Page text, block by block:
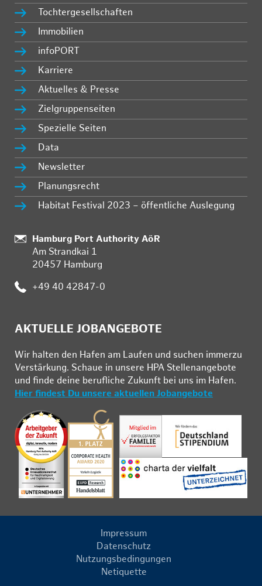
Tochtergesellschaften
Immobilien
infoPORT
Karriere
Aktuelles & Presse
Zielgruppenseiten
Spezielle Seiten
Data
Newsletter
Planungsrecht
Habitat Festival 2023 – öffentliche Auslegung
Standort:
Hamburg Port Authority AöR
Am Strandkai 1
20457 Hamburg
Telefon:
+49 40 42847-0
AKTUELLE JOBANGEBOTE
Wir hal­ten den Ha­fen am Lau­fen und su­chen im­mer­zu
Ver­stär­kung. Schau­e in un­se­re HPA Stel­len­an­ge­bo­te
und fin­de deine be­ruf­li­che Zu­kunft bei uns im Ha­fen.
Hier findest Du unsere aktuellen Jobangebote
Impressum
Datenschutz
Nutzungsbedingungen
Netiquette